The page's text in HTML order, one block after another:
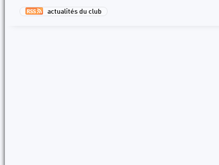
actualités du club